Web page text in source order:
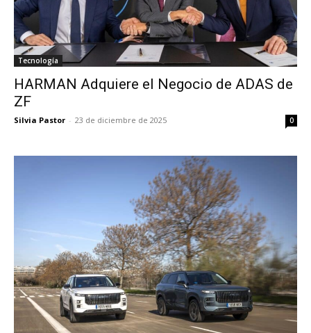
Tecnología
HARMAN Adquiere el Negocio de ADAS de
ZF
Silvia Pastor - 23 de diciembre de 2025 0